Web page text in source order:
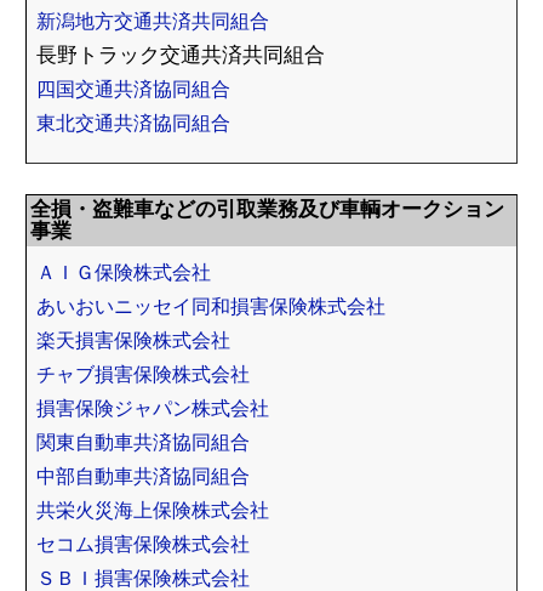
新潟地方交通共済共同組合
長野トラック交通共済共同組合
四国交通共済協同組合
東北交通共済協同組合
全損・盗難車などの引取業務及び車輌オークション
事業
ＡＩＧ保険株式会社
あいおいニッセイ同和損害保険株式会社
楽天損害保険株式会社
チャブ損害保険株式会社
損害保険ジャパン株式会社
関東自動車共済協同組合
中部自動車共済協同組合
共栄火災海上保険株式会社
セコム損害保険株式会社
ＳＢＩ損害保険株式会社